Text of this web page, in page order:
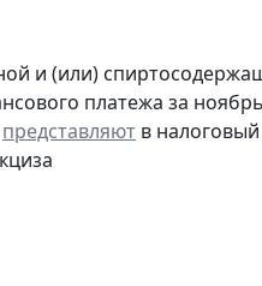
и (или)
платежа за
представляют в